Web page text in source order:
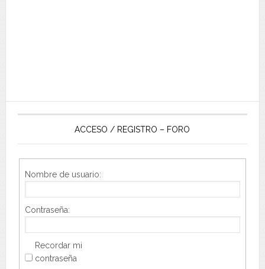
ACCESO / REGISTRO – FORO
Nombre de usuario:
Contraseña:
Recordar mi
contraseña